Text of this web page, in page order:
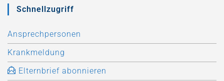
Schnellzugriff
Ansprechpersonen
Krankmeldung
Elternbrief abonnieren